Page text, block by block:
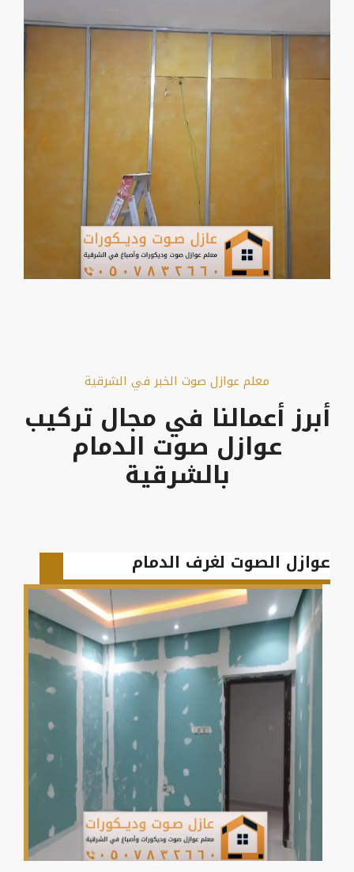
معلم عوازل صوت الخبر في الشرقية
أبرز أعمالنا في مجال تركيب
عوازل صوت الدمام
بالشرقية
عوازل الصوت لغرف الدمام